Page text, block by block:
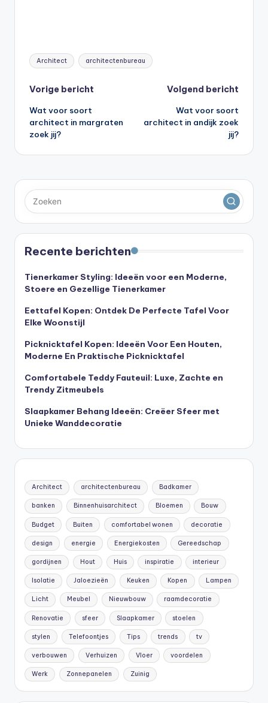
Tags:
Architect architectenbureau
Bericht
navigatie
Vorige bericht
Wat voor soort
architect in margraten
zoek jij?
Volgend bericht
Wat voor soort
architect in andijk zoek
jij?
Recente berichten
Tienerkamer Styling: Ideeën voor een Moderne,
Stoere en Gezellige Tienerkamer
Eettafel Kopen: Ontdek De Perfecte Tafel Voor
Elke Woonstijl
Picknicktafel Kopen: Ideeën Voor Een Houten,
Moderne En Praktische Picknicktafel
Comfortabele Teddy Fauteuil: Luxe, Zachte en
Trendy Zitmeubels
Slaapkamer Behang Ideeën: Creëer Sfeer met
Unieke Wanddecoratie
Architect architectenbureau Badkamer
banken Binnenhuisarchitect Bloemen Bouw
Budget Buiten comfortabel wonen decoratie
design energie Energiekosten Gereedschap
gordijnen Hout Huis inspiratie interieur
Isolatie Jaloezieën Keuken Kopen Lampen
Licht Meubel Nieuwbouw raamdecoratie
Renovatie sfeer Slaapkamer stoelen
stylen Telefoontjes Tips trends tv
verbouwen Verhuizen Vloer voordelen
Werk Zonnepanelen Zuinig